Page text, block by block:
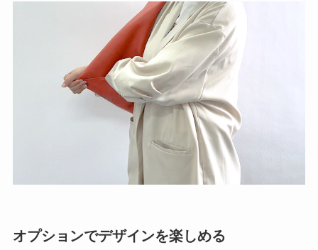
オプションでデザインを楽しめる